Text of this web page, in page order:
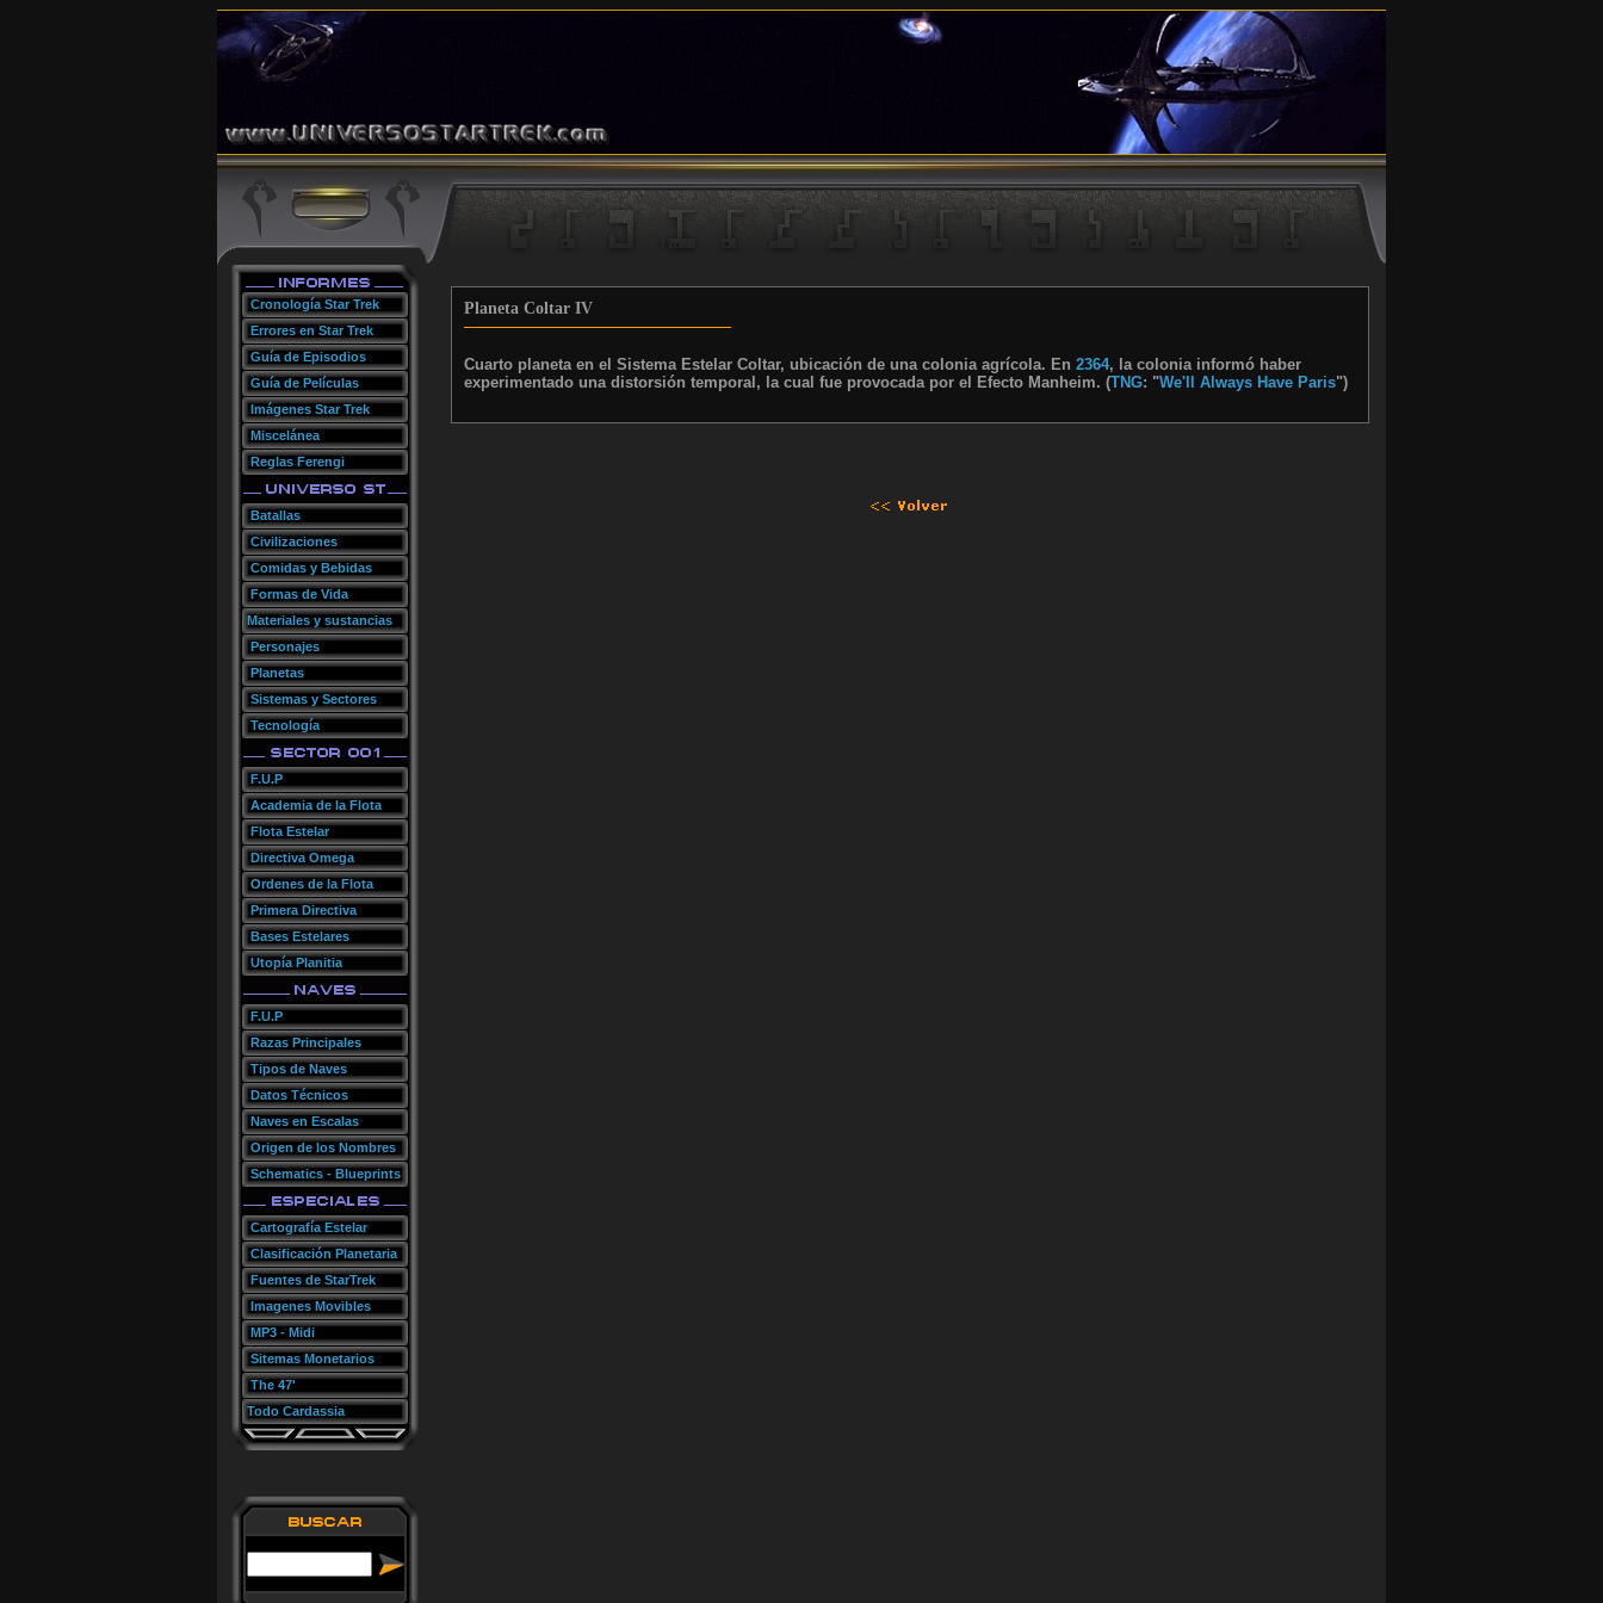
Cronología Star Trek
Errores en Star Trek
Guía de Episodios
Guía de Películas
Imágenes Star Trek
Miscelánea
Reglas Ferengi
Batallas
Civilizaciones
Comidas y Bebidas
Formas de Vida
Materiales y sustancias
Personajes
Planetas
Sistemas y Sectores
Tecnología
F.U.P
Academia de la Flota
Flota Estelar
Directiva Omega
Ordenes de la Flota
Primera Directiva
Bases Estelares
Utopía Planitia
F.U.P
Razas Principales
Tipos de Naves
Datos Técnicos
Naves en Escalas
Origen de los Nombres
Schematics - Blueprints
Cartografía Estelar
Clasificación Planetaria
Fuentes de StarTrek
Imagenes Movibles
MP3 - Midi
Sitemas Monetarios
The 47'
Todo Cardassia
Planeta Coltar IV
Cuarto planeta en el Sistema Estelar Coltar, ubicación de una colonia agrícola. En 2364, la colonia informó haber
experimentado una distorsión temporal, la cual fue provocada por el Efecto Manheim. (TNG: "We'll Always Have Paris")